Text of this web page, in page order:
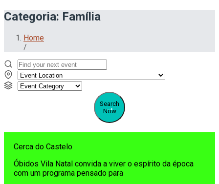
Categoria: Família
Home
/
Search
Now
Cerca do Castelo
Óbidos Vila Natal convida a viver o espírito da época
com um programa pensado para